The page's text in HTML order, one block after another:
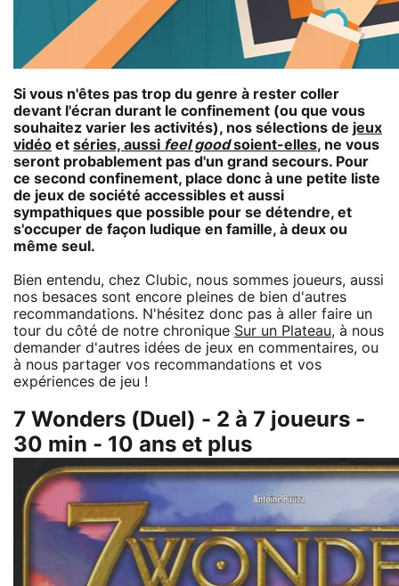
Si vous n'êtes pas trop du genre à rester coller
devant l'écran durant le confinement (ou que vous
souhaitez varier les activités), nos sélections de jeux
vidéo et séries, aussi feel goodsoient-elles, ne vous
seront probablement pas d'un grand secours. Pour
ce second confinement, place donc à une petite liste
de jeux de société accessibles et aussi
sympathiques que possible pour se détendre, et
s'occuper de façon ludique en famille, à deux ou
même seul.
Bien entendu, chez Clubic, nous sommes joueurs, aussi
nos besaces sont encore pleines de bien d'autres
recommandations. N'hésitez donc pas à aller faire un
tour du côté de notre chronique Sur un Plateau, à nous
demander d'autres idées de jeux en commentaires, ou
à nous partager vos recommandations et vos
expériences de jeu !
7 Wonders (Duel) - 2 à 7 joueurs -
30 min - 10 ans et plus